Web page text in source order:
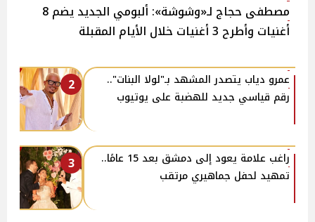
مصطفى حجاج لـ«وشوشة»: ألبومي الجديد يضم 8
أغنيات وأطرح 3 أغنيات خلال الأيام المقبلة
2
عمرو دياب يتصدر المشهد بـ"لولا البنات"..
رقم قياسي جديد للهضبة على يوتيوب
3
راغب علامة يعود إلى دمشق بعد 15 عامًا..
تمهيد لحفل جماهيري مرتقب